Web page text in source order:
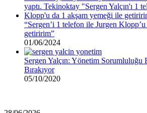
“Sergen’i 1 telefon ile Jurgen
getiririm”
01/06/2024
Sergen Yalçın: Yönetim Sorumluluğu
Bırakıyor
05/10/2020